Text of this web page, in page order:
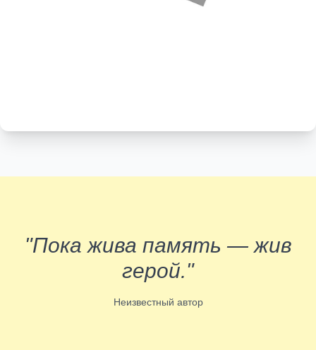
"Пока жива память — жив
герой."
Неизвестный автор